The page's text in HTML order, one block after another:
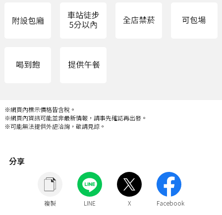
※網頁內標示價格皆含稅。
※網頁內資訊可能並非最新情報，請事先確認再出發。
※可能無法提供外語洽詢，敬請見諒。
分享
複製 LINE X Facebook